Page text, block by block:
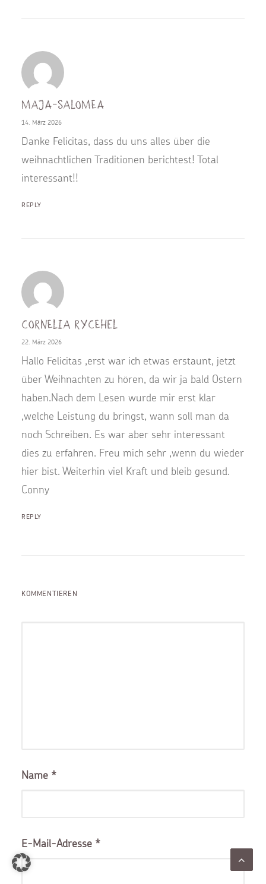
Maja-Salomea
14. März 2026
Danke Felicitas, dass du uns alles über die
weihnachtlichen Traditionen berichtest! Total
interessant!!
REPLY
Cornelia Rycehel
22. März 2026
Hallo Felicitas ,erst war ich etwas erstaunt, jetzt
über Weihnachten zu hören, da wir ja bald Ostern
haben.Nach dem Lesen wurde mir erst klar
,welche Leistung du bringst, wann soll man da
noch Schreiben. Es war aber sehr interessant
dies zu erfahren. Freu mich sehr ,wenn du wieder
hier bist. Weiterhin viel Kraft und bleib gesund.
Conny
REPLY
KOMMENTIEREN
Name *
E-Mail-Adresse *